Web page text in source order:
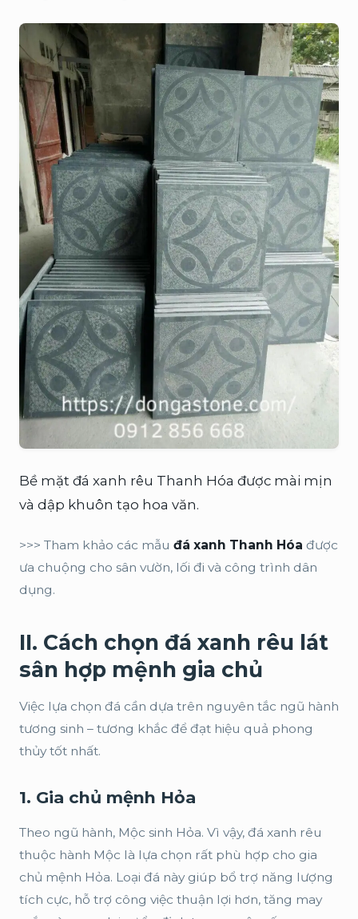
Bề mặt đá xanh rêu Thanh Hóa được mài mịn
và dập khuôn tạo hoa văn.
>>> Tham khảo các mẫu đá xanh Thanh Hóa được
ưa chuộng cho sân vườn, lối đi và công trình dân
dụng.
II. Cách chọn đá xanh rêu lát
sân hợp mệnh gia chủ
Việc lựa chọn đá cần dựa trên nguyên tắc ngũ hành
tương sinh – tương khắc để đạt hiệu quả phong
thủy tốt nhất.
1. Gia chủ mệnh Hỏa
Theo ngũ hành, Mộc sinh Hỏa. Vì vậy, đá xanh rêu
thuộc hành Mộc là lựa chọn rất phù hợp cho gia
chủ mệnh Hỏa. Loại đá này giúp bổ trợ năng lượng
tích cực, hỗ trợ công việc thuận lợi hơn, tăng may